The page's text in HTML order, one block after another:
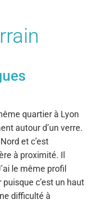
quartier à Lyon
autour d’un verre.
et c’est
à proximité. Il
le même profil
puisque c’est un haut
difficulté à